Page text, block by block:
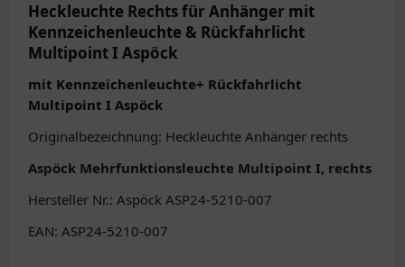
Heckleuchte Rechts für Anhänger mit
Kennzeichenleuchte & Rückfahrlicht
Multipoint I Aspöck
mit Kennzeichenleuchte+ Rückfahrlicht
Multipoint I Aspöck
Originalbezeichnung: Heckleuchte Anhänger rechts
Aspöck Mehrfunktionsleuchte Multipoint I, rechts
Hersteller Nr.: Aspöck ASP24-5210-007
EAN: ASP24-5210-007